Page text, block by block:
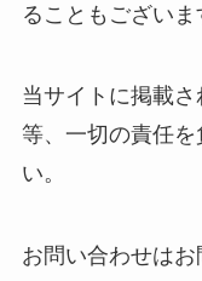
ることもございま
当サイトに掲載
等、一切の責任
い。
お問い合わせは